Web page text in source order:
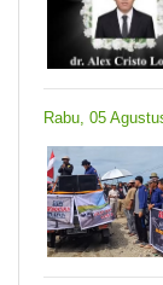
Rabu, 05